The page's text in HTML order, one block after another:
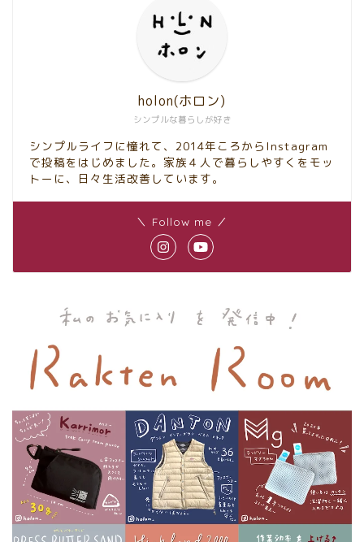
シンプルな暮らしが好き
holon(ホロン)
シンプルライフに憧れて、2014年ころからInstagram
で投稿をはじめました。家族４人で暮らしやすくをモッ
トーに、日々生活改善しています。
＼ Follow me ／